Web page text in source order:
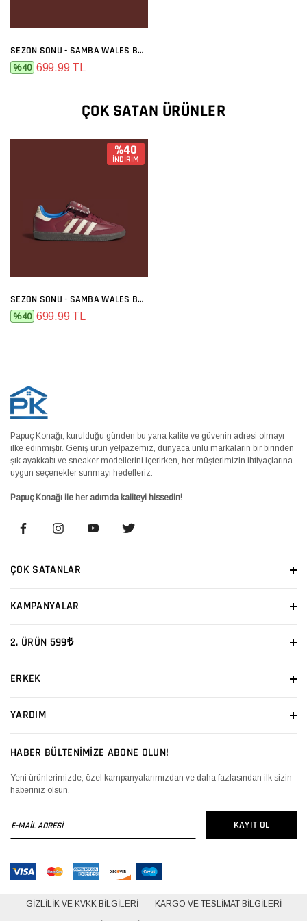
SEZON SONU - SAMBA WALES BONNER BORDO
%40 699.99 TL
ÇOK SATAN ÜRÜNLER
%40
İNDİRİM
SEZON SONU - SAMBA WALES BONNER BORDO
%40 699.99 TL
Papuç Konağı, kurulduğu günden bu yana kalite ve güvenin adresi olmayı
ilke edinmiştir. Geniş ürün yelpazemiz, dünyaca ünlü markaların bir birinden
şık ayakkabı ve sneaker modellerini içerirken, her müşterimizin ihtiyaçlarına
uygun seçenekler sunmayı hedefleriz.
Papuç Konağı ile her adımda kaliteyi hissedin!
ÇOK SATANLAR
KAMPANYALAR
2. ÜRÜN 599₺
ERKEK
YARDIM
HABER BÜLTENİMİZE ABONE OLUN!
Yeni ürünlerimizde, özel kampanyalarımızdan ve daha fazlasından ilk sizin
haberiniz olsun.
MAİL
KAYIT OL
GIZLILIK VE KVKK BILGILERI KARGO VE TESLIMAT BILGILERI